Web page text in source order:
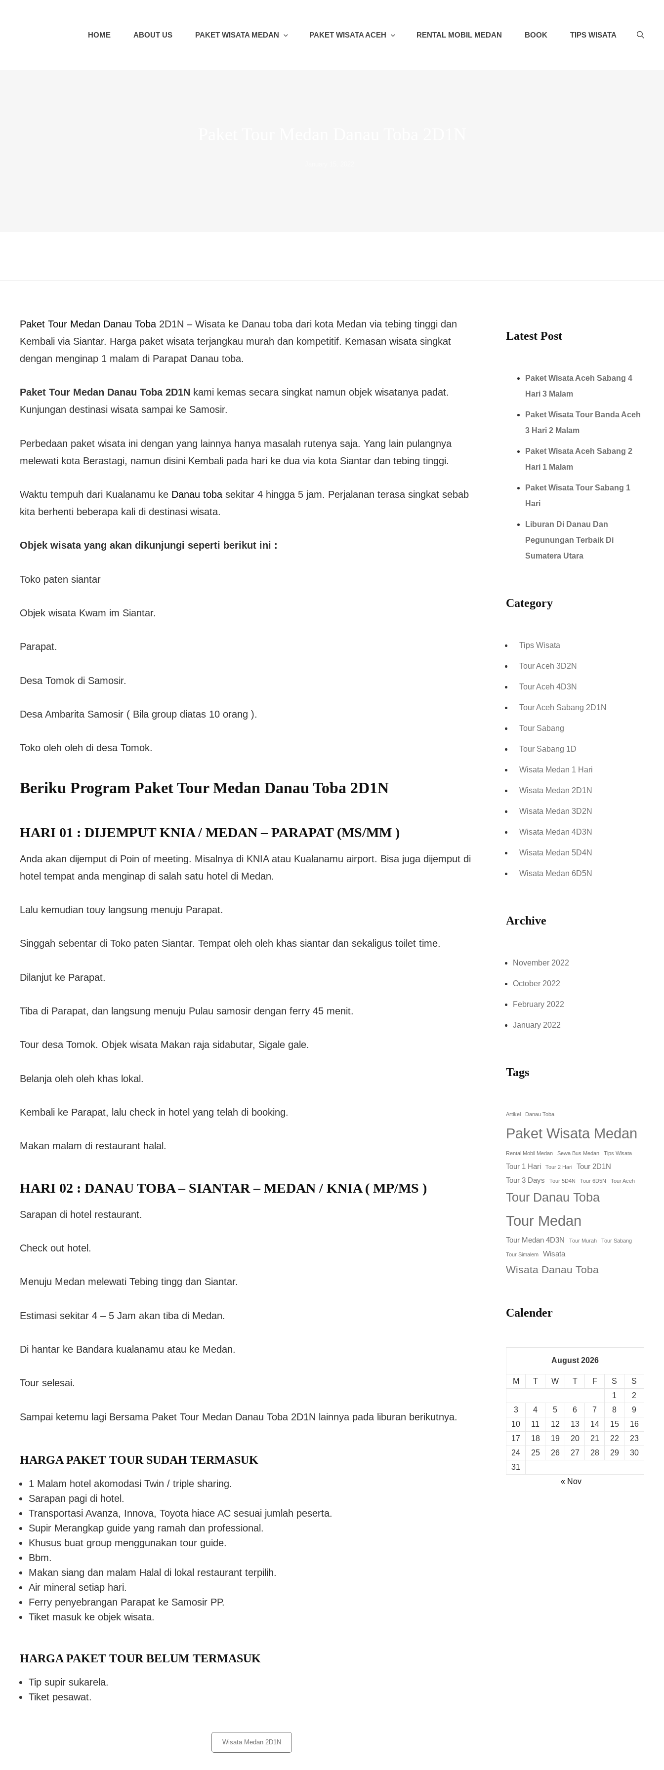
HOME ABOUT US PAKET WISATA MEDAN PAKET WISATA ACEH RENTAL MOBIL MEDAN BOOK TIPS WISATA
Paket Tour Medan Danau Toba 2D1N – Wisata ke Danau toba dari kota Medan via tebing tinggi dan
Kembali via Siantar. Harga paket wisata terjangkau murah dan kompetitif. Kemasan wisata singkat
dengan menginap 1 malam di Parapat Danau toba.
Paket Tour Medan Danau Toba 2D1N kami kemas secara singkat namun objek wisatanya padat.
Kunjungan destinasi wisata sampai ke Samosir.
Perbedaan paket wisata ini dengan yang lainnya hanya masalah rutenya saja. Yang lain pulangnya
melewati kota Berastagi, namun disini Kembali pada hari ke dua via kota Siantar dan tebing tinggi.
Waktu tempuh dari Kualanamu ke Danau toba sekitar 4 hingga 5 jam. Perjalanan terasa singkat sebab
kita berhenti beberapa kali di destinasi wisata.
Objek wisata yang akan dikunjungi seperti berikut ini :
Toko paten siantar
Objek wisata Kwam im Siantar.
Parapat.
Desa Tomok di Samosir.
Desa Ambarita Samosir ( Bila group diatas 10 orang ).
Toko oleh oleh di desa Tomok.
Beriku Program Paket Tour Medan Danau Toba 2D1N
HARI 01 : DIJEMPUT KNIA / MEDAN – PARAPAT (MS/MM )
Anda akan dijemput di Poin of meeting. Misalnya di KNIA atau Kualanamu airport. Bisa juga dijemput di
hotel tempat anda menginap di salah satu hotel di Medan.
Lalu kemudian touy langsung menuju Parapat.
Singgah sebentar di Toko paten Siantar. Tempat oleh oleh khas siantar dan sekaligus toilet time.
Dilanjut ke Parapat.
Tiba di Parapat, dan langsung menuju Pulau samosir dengan ferry 45 menit.
Tour desa Tomok. Objek wisata Makan raja sidabutar, Sigale gale.
Belanja oleh oleh khas lokal.
Kembali ke Parapat, lalu check in hotel yang telah di booking.
Makan malam di restaurant halal.
HARI 02 : DANAU TOBA – SIANTAR – MEDAN / KNIA ( MP/MS )
Sarapan di hotel restaurant.
Check out hotel.
Menuju Medan melewati Tebing tingg dan Siantar.
Estimasi sekitar 4 – 5 Jam akan tiba di Medan.
Di hantar ke Bandara kualanamu atau ke Medan.
Tour selesai.
Sampai ketemu lagi Bersama Paket Tour Medan Danau Toba 2D1N lainnya pada liburan berikutnya.
HARGA PAKET TOUR SUDAH TERMASUK
1 Malam hotel akomodasi Twin / triple sharing.
Sarapan pagi di hotel.
Transportasi Avanza, Innova, Toyota hiace AC sesuai jumlah peserta.
Supir Merangkap guide yang ramah dan professional.
Khusus buat group menggunakan tour guide.
Bbm.
Makan siang dan malam Halal di lokal restaurant terpilih.
Air mineral setiap hari.
Ferry penyebrangan Parapat ke Samosir PP.
Tiket masuk ke objek wisata.
HARGA PAKET TOUR BELUM TERMASUK
Tip supir sukarela.
Tiket pesawat.
Wisata Medan 2D1N
Latest Post
Paket Wisata Aceh Sabang 4
Hari 3 Malam
Paket Wisata Tour Banda Aceh
3 Hari 2 Malam
Paket Wisata Aceh Sabang 2
Hari 1 Malam
Paket Wisata Tour Sabang 1
Hari
Liburan Di Danau Dan
Pegunungan Terbaik Di
Sumatera Utara
Category
Tips Wisata
Tour Aceh 3D2N
Tour Aceh 4D3N
Tour Aceh Sabang 2D1N
Tour Sabang
Tour Sabang 1D
Wisata Medan 1 Hari
Wisata Medan 2D1N
Wisata Medan 3D2N
Wisata Medan 4D3N
Wisata Medan 5D4N
Wisata Medan 6D5N
Archive
November 2022
October 2022
February 2022
January 2022
Tags
Artikel Danau Toba
Paket Wisata Medan
Rental Mobil Medan Sewa Bus Medan Tips Wisata
Tour 1 Hari Tour 2 Hari
Tour 2D1N
Tour 3 Days
Tour 5D4N Tour 6D5N Tour Aceh
Tour Danau Toba
Tour Medan
Tour Medan 4D3N Tour Murah Tour Sabang
Tour Simalem Wisata
Wisata Danau Toba
Calender
August 2026
M T W T F S
S
1
2
3
4 5 6 7 8
9
10
11 12 13 14 15
16
17
18 19 20 21 22
23
24
25 26 27 28 29
30
31
« Nov